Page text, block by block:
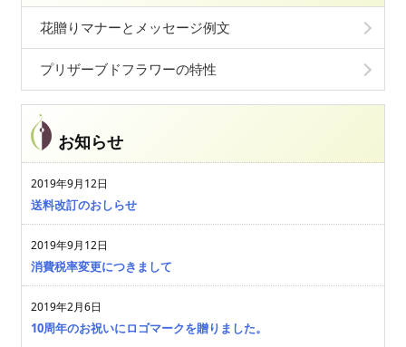
花贈りマナーとメッセージ例文
プリザーブドフラワーの特性
お知らせ
2019年9月12日
送料改訂のおしらせ
2019年9月12日
消費税率変更につきまして
2019年2月6日
10周年のお祝いにロゴマークを贈りました。